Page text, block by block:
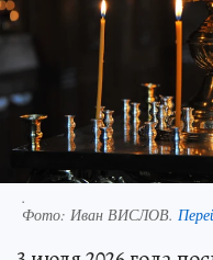
.
Фото: Иван ВИСЛОВ.